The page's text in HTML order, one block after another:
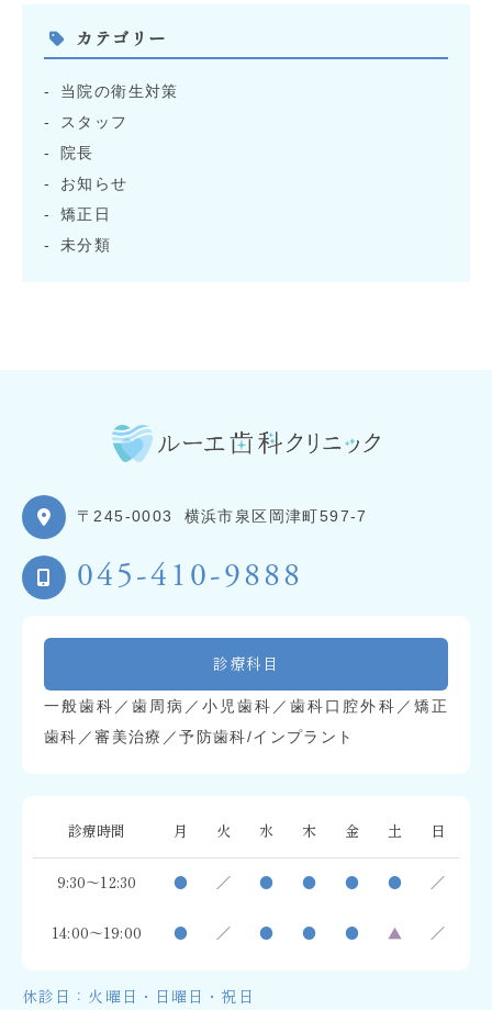
カテゴリー
当院の衛生対策
スタッフ
院長
お知らせ
矯正日
未分類
〒245-0003 横浜市泉区岡津町597-7
045-410-9888
診療科目
一般歯科／歯周病／小児歯科／歯科口腔外科／矯正
歯科／審美治療／予防歯科/インプラント
診療時間 月 火 水 木 金 土 日
9:30～12:30 ● ／ ● ● ● ● ／
14:00～19:00 ● ／ ● ● ● ▲ ／
休診日：火曜日・日曜日・祝日